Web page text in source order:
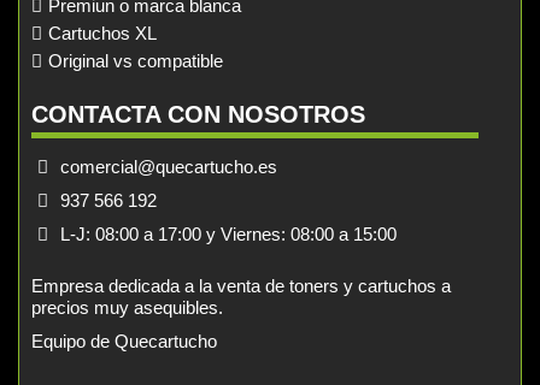
Premiun o marca blanca
Cartuchos XL
Original vs compatible
CONTACTA CON NOSOTROS
comercial@quecartucho.es
937 566 192
L-J: 08:00 a 17:00 y Viernes: 08:00 a 15:00
Empresa dedicada a la venta de toners y cartuchos a
precios muy asequibles.
Equipo de Quecartucho